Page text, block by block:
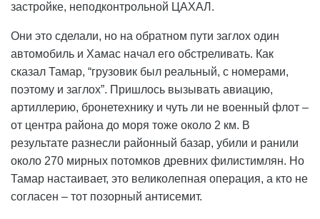
застройке, неподконтрольной ЦАХАЛ.
Они это сделали, но на обратном пути заглох один
автомобиль и Хамас начал его обстреливать. Как
сказал Тамар, “грузовик был реальный, с номерами,
поэтому и заглох”. Пришлось вызывать авиацию,
артиллерию, бронетехнику и чуть ли не военный флот –
от центра района до моря тоже около 2 км. В
результате разнесли районный базар, убили и ранили
около 270 мирных потомков древних филистимлян. Но
Тамар настаивает, это великолепная операция, а кто не
согласен – тот позорный антисемит.